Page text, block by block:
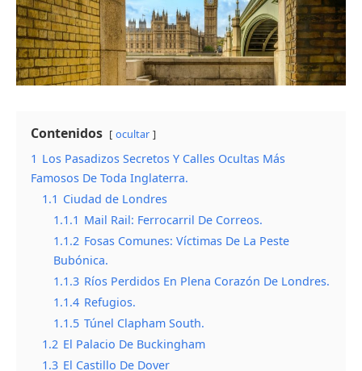
Contenidos ocultar
1 Los Pasadizos Secretos Y Calles Ocultas Más
Famosos De Toda Inglaterra.
1.1 Ciudad de Londres
1.1.1 Mail Rail: Ferrocarril De Correos.
1.1.2 Fosas Comunes: Víctimas De La Peste
Bubónica.
1.1.3 Ríos Perdidos En Plena Corazón De Londres.
1.1.4 Refugios.
1.1.5 Túnel Clapham South.
1.2 El Palacio De Buckingham
1.3 El Castillo De Dover